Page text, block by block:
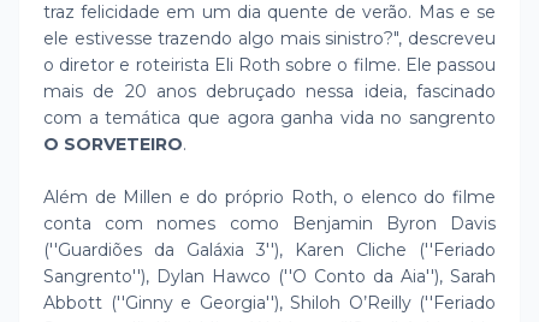
traz felicidade em um dia quente de verão. Mas e se
ele estivesse trazendo algo mais sinistro?", descreveu
o diretor e roteirista Eli Roth sobre o filme. Ele passou
mais de 20 anos debruçado nessa ideia, fascinado
com a temática que agora ganha vida no sangrento
O SORVETEIRO.
Além de Millen e do próprio Roth, o elenco do filme
conta com nomes como Benjamin Byron Davis
(''Guardiões da Galáxia 3''), Karen Cliche (''Feriado
Sangrento''), Dylan Hawco (''O Conto da Aia''), Sarah
Abbott (''Ginny e Georgia''), Shiloh O’Reilly (''Feriado